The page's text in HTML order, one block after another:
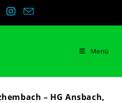
Menü
– HG Ansbach,